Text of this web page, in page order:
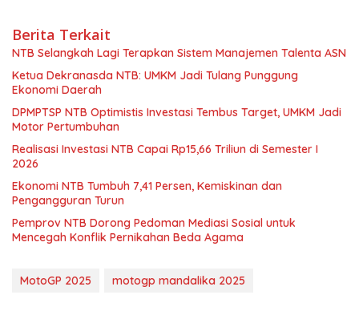
Berita Terkait
NTB Selangkah Lagi Terapkan Sistem Manajemen Talenta ASN
Ketua Dekranasda NTB: UMKM Jadi Tulang Punggung
Ekonomi Daerah
DPMPTSP NTB Optimistis Investasi Tembus Target, UMKM Jadi
Motor Pertumbuhan
Realisasi Investasi NTB Capai Rp15,66 Triliun di Semester I
2026
Ekonomi NTB Tumbuh 7,41 Persen, Kemiskinan dan
Pengangguran Turun
Pemprov NTB Dorong Pedoman Mediasi Sosial untuk
Mencegah Konflik Pernikahan Beda Agama
MotoGP 2025 motogp mandalika 2025